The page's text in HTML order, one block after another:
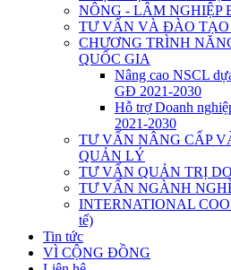
NÔNG - LÂM NGHIỆP
TƯ VẤN VÀ ĐÀO TẠO
CHƯƠNG TRÌNH
QUỐC GIA
Nâng cao NSCL
GĐ 2021-2030
Hỗ trợ Doanh
2021-2030
TƯ VẤN NÂNG CẤP
QUẢN LÝ
TƯ VẤN QUẢN TRỊ
TƯ VẤN NGÀNH
INTERNATIONAL
tế)
Tin tức
VÌ CỘNG ĐỒNG